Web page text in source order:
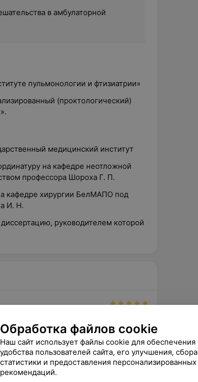
в амбулаторной
пульмонологии и фтизиатрии»
(проктологический)
медицинский институт
на кафедре неотложной
профессора Шороха Г. П.
кафедре хирургии БелМАПО под
И. Н.
руководителем которой
благодарность Ильину
Ни разу не пожалела,что
этого врача! Пос...
центра «МедКлиник»
Обработка файлов cookie
Наш сайт использует файлы cookie для обеспечения
удобства пользователей сайта, его улучшения, сбора
статистики и предоставления персонализированных
рекомендаций.